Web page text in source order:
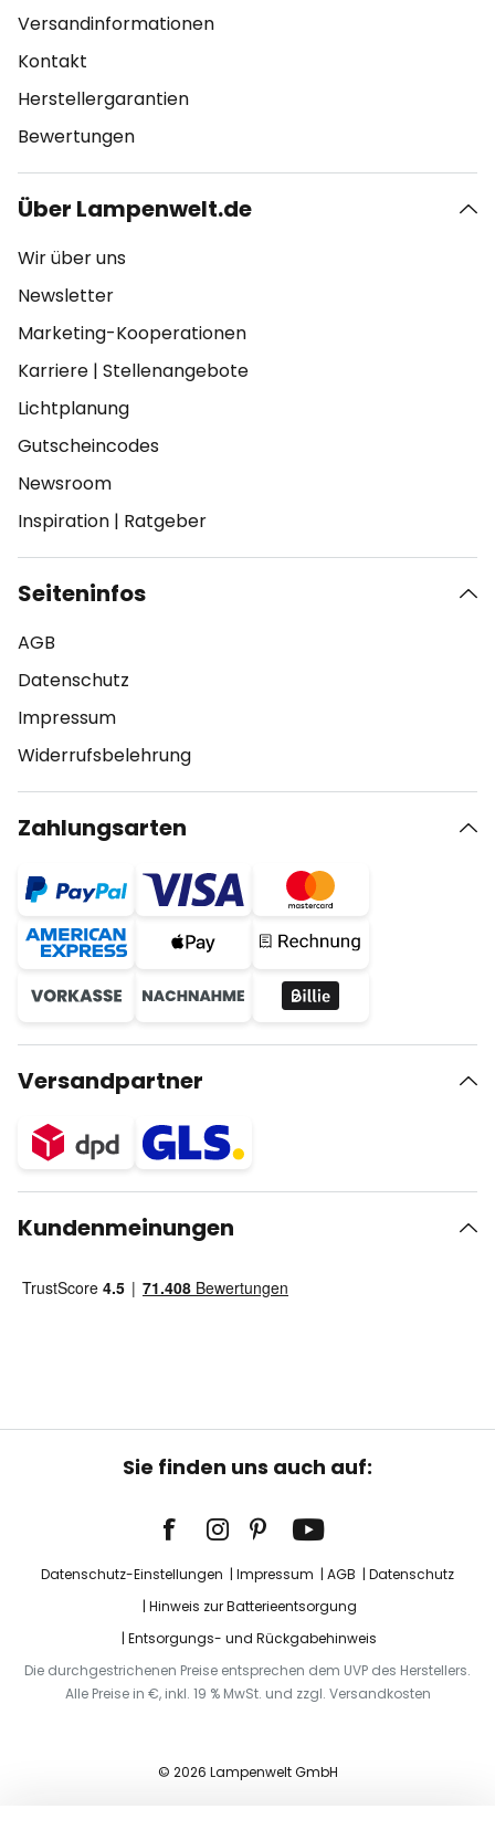
Versandinformationen
Kontakt
Herstellergarantien
Bewertungen
Über Lampenwelt.de
Wir über uns
Newsletter
Marketing-Kooperationen
Karriere | Stellenangebote
Lichtplanung
Gutscheincodes
Newsroom
Inspiration | Ratgeber
Seiteninfos
AGB
Datenschutz
Impressum
Widerrufsbelehrung
Zahlungsarten
Versandpartner
Kundenmeinungen
Sie finden uns auch auf:
Datenschutz-Einstellungen Impressum AGB
Datenschutz
Hinweis zur Batterieentsorgung
Entsorgungs- und Rückgabehinweis
Die durchgestrichenen Preise entsprechen dem UVP des Herstellers.
Alle Preise in €, inkl. 19 % MwSt. und zzgl. Versandkosten
© 2026 Lampenwelt GmbH